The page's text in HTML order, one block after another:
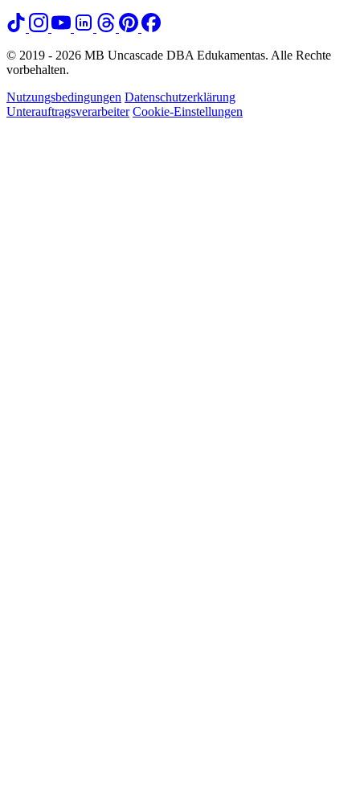
© 2019 - 2026 MB Uncascade DBA Edukamentas. Alle Rechte
vorbehalten.
Nutzungsbedingungen Datenschutzerklärung
Unterauftragsverarbeiter Cookie-Einstellungen